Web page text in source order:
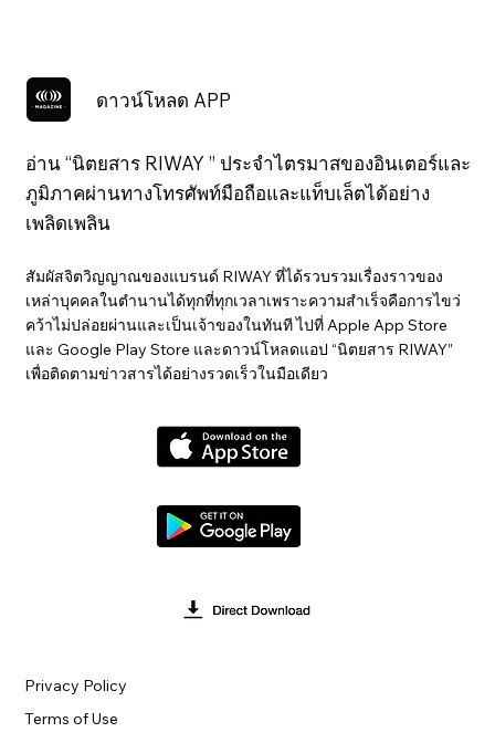
ดาวน์โหลด APP
อ่าน “นิตยสาร RIWAY ” ประจำไตรมาสของอินเตอร์และ
ภูมิภาคผ่านทางโทรศัพท์มือถือและแท็บเล็ตได้อย่าง
เพลิดเพลิน
สัมผัสจิตวิญญาณของแบรนด์ RIWAY ที่ได้รวบรวมเรื่องราวของ
เหล่าบุคคลในตำนานได้ทุกที่ทุกเวลาเพราะความสำเร็จคือการไขว่
คว้าไม่ปล่อยผ่านและเป็นเจ้าของในทันที ไปที่ Apple App Store
และ Google Play Store และดาวน์โหลดแอป “นิตยสาร RIWAY”
เพื่อติดตามข่าวสารได้อย่างรวดเร็วในมือเดียว
Terms of Use
Privacy Policy